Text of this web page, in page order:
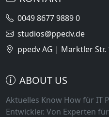
0049 8677 9889 0
studios@ppedv.de
ppedv AG | Marktler
ABOUT US
Aktuelles Know How für IT
Entwickler. Von Experten